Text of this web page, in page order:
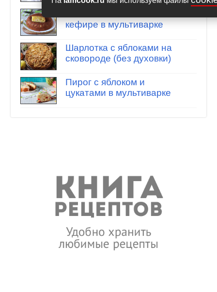
кефире в мультиварке
Шарлотка с яблоками на
сковороде (без духовки)
Пирог с яблоком и
цукатами в мультиварке